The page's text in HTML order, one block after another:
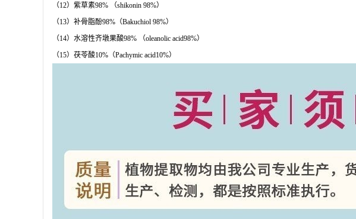
（12）紫草素98% （shikonin 98%）
（13）补骨脂酚98%（Bakuchiol 98%）
（14）水溶性齐墩果酸98% （oleanolic acid98%）
（15）茯苓酸10%（Pachymic acid10%）